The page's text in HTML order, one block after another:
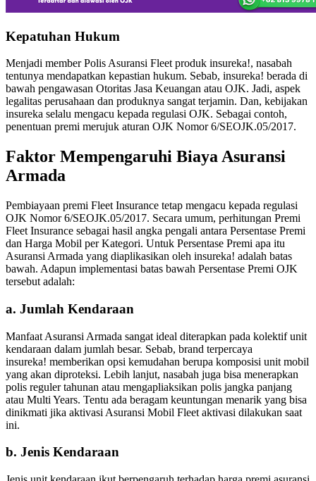
Kepatuhan Hukum
Menjadi member Polis Asuransi Fleet produk insureka!, nasabah
tentunya mendapatkan kepastian hukum. Sebab, insureka! berada di
bawah pengawasan Otoritas Jasa Keuangan atau OJK. Jadi, aspek
legalitas perusahaan dan produknya sangat terjamin. Dan, kebijakan
insureka selalu mengacu kepada regulasi OJK. Sebagai contoh,
penentuan premi merujuk aturan OJK Nomor 6/SEOJK.05/2017.
Faktor Mempengaruhi Biaya Asuransi
Armada
Pembiayaan premi Fleet Insurance tetap mengacu kepada regulasi
OJK Nomor 6/SEOJK.05/2017. Secara umum, perhitungan Premi
Fleet Insurance sebagai hasil angka pengali antara Persentase Premi
dan Harga Mobil per Kategori. Untuk Persentase Premi apa itu
Asuransi Armada yang diaplikasikan oleh insureka! adalah batas
bawah. Adapun implementasi batas bawah Persentase Premi OJK
tersebut adalah:
a. Jumlah Kendaraan
Manfaat Asuransi Armada sangat ideal diterapkan pada kolektif unit
kendaraan dalam jumlah besar. Sebab, brand terpercaya
insureka! memberikan opsi kemudahan berupa komposisi unit mobil
yang akan diproteksi. Lebih lanjut, nasabah juga bisa menerapkan
polis reguler tahunan atau mengapliaksikan polis jangka panjang
atau Multi Years. Tentu ada beragam keuntungan menarik yang bisa
dinikmati jika aktivasi Asuransi Mobil Fleet aktivasi dilakukan saat
ini.
b. Jenis Kendaraan